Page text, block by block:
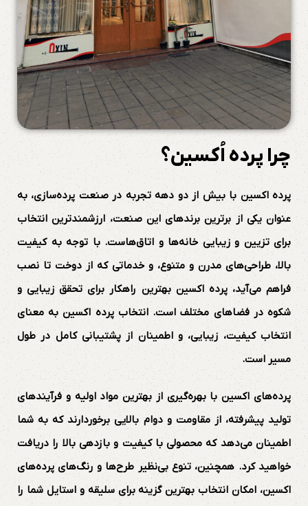
چرا پرده اُکسین؟
پرده اکسین با بیش از دو دهه تجربه در صنعت پرده‌سازی، به
عنوان یکی از برترین برندهای این صنعت، ارزشمندترین انتخاب
برای تزیین و زیبایی خانه‌ها و اتاق‌هاست. با توجه به کیفیت
بالا، طراحی‌های مدرن و متنوع، و خدماتی که از دوخت تا نصب
فراهم می‌آید، پرده اکسین بهترین راهکار برای تحقق زیبایی و
شکوه در فضاهای مختلف است. انتخاب پرده اکسین به معنای
انتخاب کیفیت، زیبایی، و اطمینان از پشتیبانی کامل در طول
مسیر است.
پرده‌های اکسین با بهره‌گیری از بهترین مواد اولیه و فرآیندهای
تولید پیشرفته، از مقاومت و دوام بالایی برخوردارند که به شما
اطمینان می‌دهد که محصولی با کیفیت و بازدهی بالا را دریافت
خواهید کرد. همچنین، تنوع بی‌نظیر طرح‌ها و رنگ‌های پرده‌های
اکسین، امکان انتخاب بهترین گزینه برای سلیقه و استایل شما را